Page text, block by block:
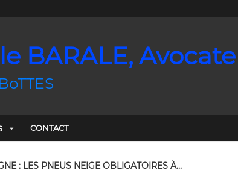
BARALE,
CONTACT
: LES PNEUS NEIGE OBLIGATOIRES À...